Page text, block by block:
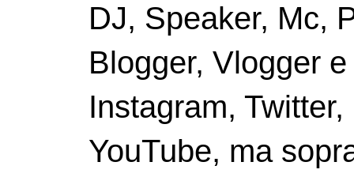
DJ, Speaker, Mc,
Blogger, Vlogger
Instagram,
YouTube, ma